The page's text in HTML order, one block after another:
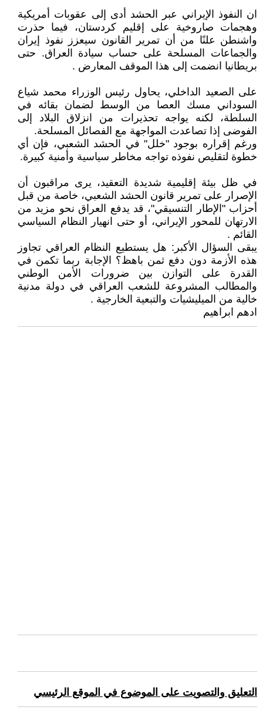
ان النفوذ الإيراني عبر الحشد أدى إلى عقوبات أمريكية
وهجمات صاروخية على إقليم كردستان، فيما حذرت
واشنطن علنًا من أن تمرير القانون سيعزز نفوذ إيران
والجماعات المسلحة على حساب سيادة العراق. حتى
بريطانيا انضمت إلى هذا الموقف المعارض .
على الصعيد الداخلي، يحاول رئيس الوزراء محمد شياع
السوداني مسك العصا من الوسط لضمان بقائه في
السلطة، لكنه يواجه تحذيرات من انزلاق البلاد إلى
الفوضى إذا تصاعدت المواجهة مع الفصائل المسلحة.
ورغم إقراره بوجود "خلل" في الحشد الشعبي، فإن أي
خطوة لتقليص نفوذه تواجه مخاطر سياسية وأمنية كبيرة.
في ظل بيئة إقليمية شديدة التعقيد، يرى مراقبون أن
الإصرار على تمرير قانون الحشد الشعبي، خاصة من قبل
أحزاب "الإطار التنسيقي"، قد يدفع العراق نحو مزيد من
الارتهان للمحور الإيراني، أو حتى انهيار النظام السياسي
القائم .
يبقى السؤال الأكبر: هل يستطيع النظام العراقي تجاوز
هذه الأزمة دون دفع ثمن باهظ؟ الإجابة ربما تكمن في
القدرة على التوازن بين ضرورات الأمن الوطني
والمطالب المشروعة للشعب العراقي في دولة مدنية
خالية من الميليشيات والتبعية الخارجية .
ادهم ابراهيم
التعليق والتصويت على الموضوع في الموقع الرئيسي